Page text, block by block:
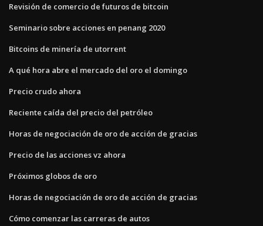
Revisión de comercio de futuros de bitcoin
Seminario sobre acciones en penang 2020
Bitcoins de minería de utorrent
A qué hora abre el mercado del oro el domingo
Precio crudo ahora
Reciente caída del precio del petróleo
Horas de negociación de oro de acción de gracias
Precio de las acciones vz ahora
Próximos globos de oro
Horas de negociación de oro de acción de gracias
Cómo comenzar las carreras de autos